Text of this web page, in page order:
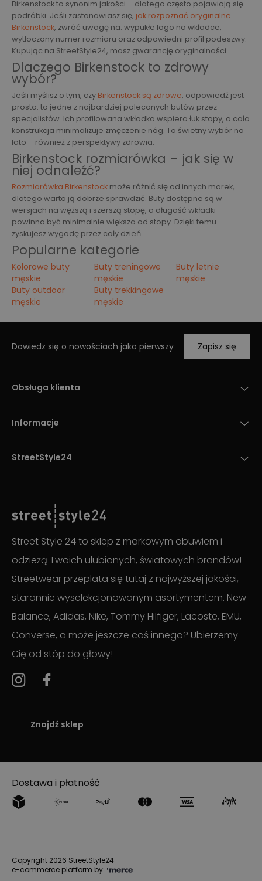
Birkenstock to synonim jakości – dlatego często pojawiają się
podróbki. Jeśli zastanawiasz się, jak rozpoznać oryginalne
Birkenstock, zwróć uwagę na: wypukłe logo na wkładce,
wytłoczony numer rozmiaru oraz odpowiedni profil podeszwy.
Kupując na StreetStyle24, masz gwarancję oryginalności.
Dlaczego Birkenstock to zdrowy
wybór?
Jeśli myślisz o tym, czy Birkenstock są zdrowe, odpowiedź jest
prosta: to jedne z najbardziej polecanych butów przez
specjalistów. Ich profilowana wkładka wspiera łuk stopy, a cała
konstrukcja minimalizuje zmęczenie nóg. To świetny wybór na
lato – również z perspektywy zdrowia.
Birkenstock rozmiarówka – jak się w
niej odnaleźć?
Rozmiarówka Birkenstock może różnić się od innych marek,
dlatego warto ją dobrze sprawdzić. Buty dostępne są w
wersjach na węższą i szerszą stopę, a długość wkładki
powinna być minimalnie większa od stopy. Dzięki temu
zyskujesz wygodę przez cały dzień.
Popularne kategorie
Kolorowe buty
męskie
Buty outdoor
męskie
Buty treningowe
męskie
Buty trekkingowe
męskie
Buty letnie
męskie
Dowiedz się o nowościach jako pierwszy Zapisz się
Obsługa klienta
Informacje
StreetStyle24
Street Style 24 to sklep z markowym obuwiem i
odzieżą Twoich ulubionych, światowych brandów!
Streetwear przeplata się tutaj z najwyższej jakości,
starannie wyselekcjonowanym asortymentem. New
Balance, Adidas, Nike, Tommy Hilfiger, Lacoste, EMU,
Converse, a może jeszcze coś innego? Ubierzemy
Cię od stóp do głowy!
Znajdź sklep
Dostawa i płatność
Copyright 2026 StreetStyle24
e-commerce platform by: